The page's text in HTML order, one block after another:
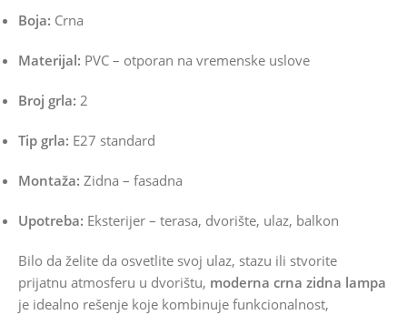
Boja: Crna
Materijal: PVC – otporan na vremenske uslove
Broj grla: 2
Tip grla: E27 standard
Montaža: Zidna – fasadna
Upotreba: Eksterijer – terasa, dvorište, ulaz, balkon
Bilo da želite da osvetlite svoj ulaz, stazu ili stvorite
prijatnu atmosferu u dvorištu, moderna crna zidna lampa
je idealno rešenje koje kombinuje funkcionalnost,